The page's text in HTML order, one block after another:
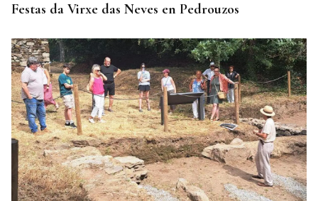
Festas da Virxe das Neves en Pedrouzos